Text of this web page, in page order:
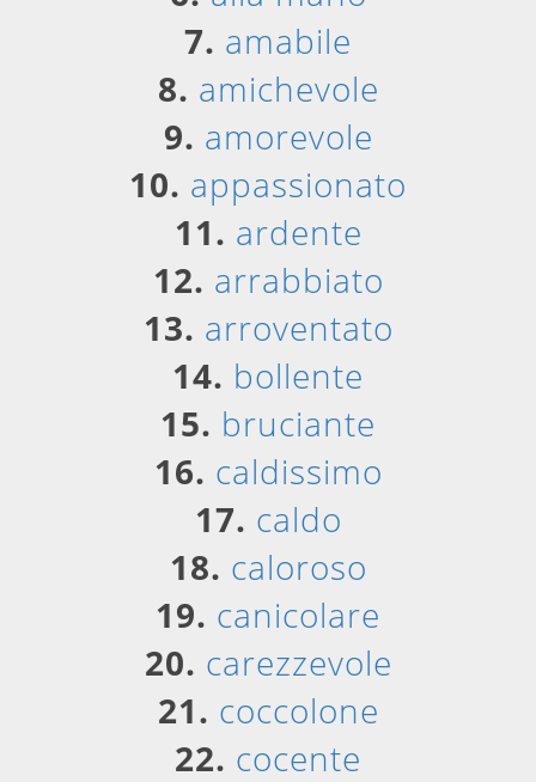
7. amabile
8. amichevole
9. amorevole
10. appassionato
11. ardente
12. arrabbiato
13. arroventato
14. bollente
15. bruciante
16. caldissimo
17. caldo
18. caloroso
19. canicolare
20. carezzevole
21. coccolone
22. cocente